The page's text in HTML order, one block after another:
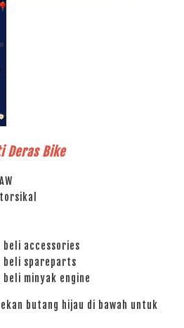
Deras Bike
beli accessories
beli spareparts
minyak engine
butang hijau di bawah untuk